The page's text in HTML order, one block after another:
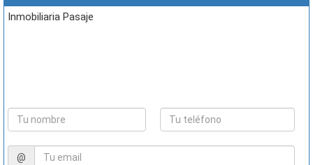
Inmobiliaria Pasaje
@